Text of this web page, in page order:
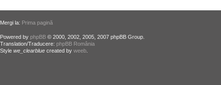
Mergi la: Prima pagină
Powered by phpBB © 2000, 2002, 2005, 2007 phpBB Group.
Translation/Traducere: phpBB România
Style we_clearblue created by weeb